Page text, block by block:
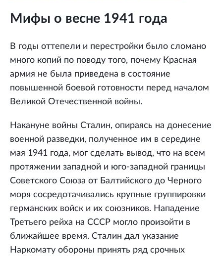
Мифы о весне 1941 года
В годы оттепели и перестройки было сломано
много копий по поводу того, почему Красная
армия не была приведена в состояние
повышенной боевой готовности перед началом
Великой Отечественной войны.
Накануне войны Сталин, опираясь на донесение
военной разведки, полученное им в середине
мая 1941 года, мог сделать вывод, что на всем
протяжении западной и юго-западной границы
Советского Союза от Балтийского до Черного
моря сосредотачивались крупные группировки
германских войск и их союзников. Нападение
Третьего рейха на СССР могло произойти в
ближайшее время. Сталин дал указание
Наркомату обороны принять ряд срочных